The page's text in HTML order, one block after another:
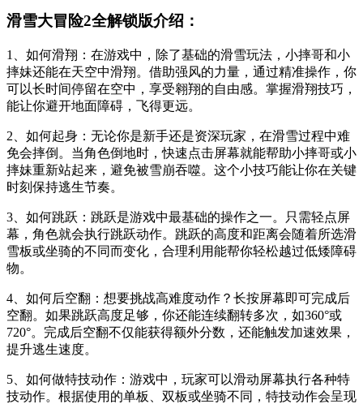
滑雪大冒险2全解锁版介绍：
1、如何滑翔：在游戏中，除了基础的滑雪玩法，小摔哥和小
摔妹还能在天空中滑翔。借助强风的力量，通过精准操作，你
可以长时间停留在空中，享受翱翔的自由感。掌握滑翔技巧，
能让你避开地面障碍，飞得更远。
2、如何起身：无论你是新手还是资深玩家，在滑雪过程中难
免会摔倒。当角色倒地时，快速点击屏幕就能帮助小摔哥或小
摔妹重新站起来，避免被雪崩吞噬。这个小技巧能让你在关键
时刻保持逃生节奏。
3、如何跳跃：跳跃是游戏中最基础的操作之一。只需轻点屏
幕，角色就会执行跳跃动作。跳跃的高度和距离会随着所选滑
雪板或坐骑的不同而变化，合理利用能帮你轻松越过低矮障碍
物。
4、如何后空翻：想要挑战高难度动作？长按屏幕即可完成后
空翻。如果跳跃高度足够，你还能连续翻转多次，如360°或
720°。完成后空翻不仅能获得额外分数，还能触发加速效果，
提升逃生速度。
5、如何做特技动作：游戏中，玩家可以滑动屏幕执行各种特
技动作。根据使用的单板、双板或坐骑不同，特技动作会呈现